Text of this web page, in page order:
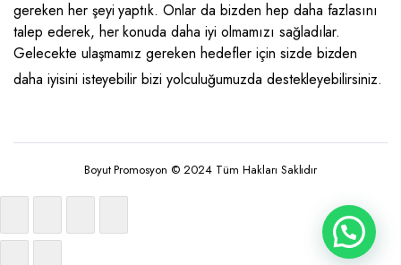
gereken her şeyi yaptık. Onlar da bizden hep daha fazlasını
talep ederek, her konuda daha iyi olmamızı sağladılar.
Gelecekte ulaşmamız gereken hedefler için sizde bizden
daha iyisini isteyebilir bizi yolculuğumuzda destekleyebilirsiniz.
Boyut Promosyon © 2024 Tüm Hakları Saklıdır